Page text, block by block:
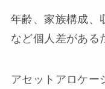
年齢、家族構成、
など個人差がある
アセットアロケー